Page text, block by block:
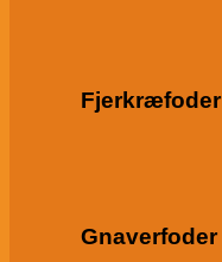
Fjerkræfoder
Gnaverfoder